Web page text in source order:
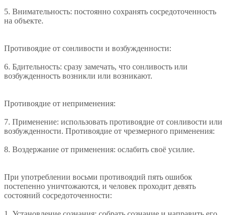
5. Внимательность: постоянно сохранять сосредоточенность
на объекте.
Противоядие от сонливости и возбужденности:
6. Бдительность: сразу замечать, что сонливость или
возбужденность возникли или возникают.
Противоядие от неприменения:
7. Применение: использовать противоядие от сонливости или
возбужденности. Противоядие от чрезмерного применения:
8. Воздержание от применения: ослабить своё усилие.
При употреблении восьми противоядий пять ошибок
постепенно уничтожаются, и человек проходит девять
состояний сосредоточенности: